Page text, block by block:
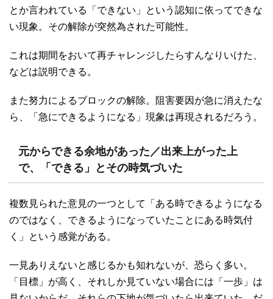
とか言われている「できない」という認知に依ってできな
い現象。その解除が突然為された可能性。
これは期間をおいて再チャレンジしたらすんなりいけた、
などは説明できる。
また努力によるブロックの解除。阻害要因が急に消えたな
ら、「急にできるようになる」現象は再現されるだろう。
元からできる余地があった／出来上がった上
で、「できる」とその時気づいた
複数見られた意見の一つとして「ある時できるようになる
のではなく、できるようになっていたことにある時気付
く」という感覚がある。
一見ありえないと感じるかも知れないが、恐らく多い。
「目標」が高く、それしか見ていない場合には「一歩」は